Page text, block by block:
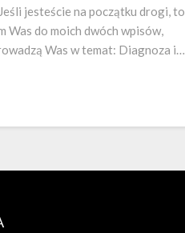
jesteście na początku drogi, to
Was do moich dwóch wpisów,
Was w temat: Diagnoza i…